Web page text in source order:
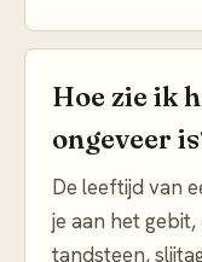
Hoe zie ik
ongeveer
De leeftijd van
je aan het
tandsteen,